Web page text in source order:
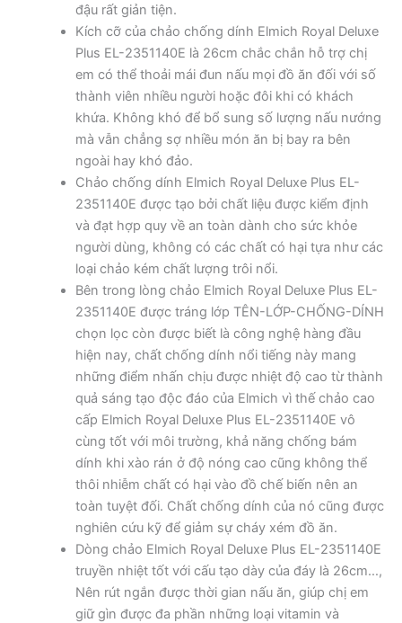
đậu rất giản tiện.
Kích cỡ của chảo chống dính Elmich Royal Deluxe
Plus EL-2351140E là 26cm chắc chắn hỗ trợ chị
em có thể thoải mái đun nấu mọi đồ ăn đối với số
thành viên nhiều người hoặc đôi khi có khách
khứa. Không khó để bổ sung số lượng nấu nướng
mà vẫn chẳng sợ nhiều món ăn bị bay ra bên
ngoài hay khó đảo.
Chảo chống dính Elmich Royal Deluxe Plus EL-
2351140E được tạo bởi chất liệu được kiểm định
và đạt hợp quy về an toàn dành cho sức khỏe
người dùng, không có các chất có hại tựa như các
loại chảo kém chất lượng trôi nổi.
Bên trong lòng chảo Elmich Royal Deluxe Plus EL-
2351140E được tráng lớp TÊN-LỚP-CHỐNG-DÍNH
chọn lọc còn được biết là công nghệ hàng đầu
hiện nay, chất chống dính nổi tiếng này mang
những điểm nhấn chịu được nhiệt độ cao từ thành
quả sáng tạo độc đáo của Elmich vì thế chảo cao
cấp Elmich Royal Deluxe Plus EL-2351140E vô
cùng tốt với môi trường, khả năng chống bám
dính khi xào rán ở độ nóng cao cũng không thể
thôi nhiễm chất có hại vào đồ chế biến nên an
toàn tuyệt đối. Chất chống dính của nó cũng được
nghiên cứu kỹ để giảm sự cháy xém đồ ăn.
Dòng chảo Elmich Royal Deluxe Plus EL-2351140E
truyền nhiệt tốt với cấu tạo dày của đáy là 26cm…,
Nên rút ngắn được thời gian nấu ăn, giúp chị em
giữ gìn được đa phần những loại vitamin và